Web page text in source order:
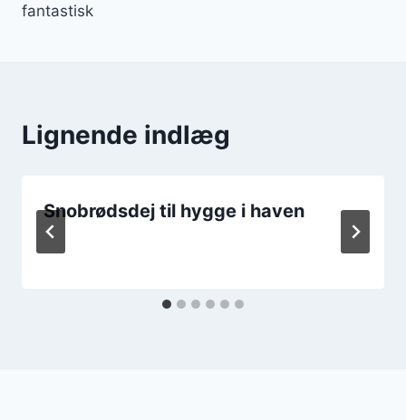
fantastisk
Lignende indlæg
Snobrødsdej til hygge i haven